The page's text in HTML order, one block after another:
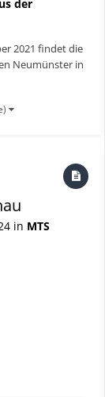
der
2021 findet die
Neumünster in
Das
in MTS